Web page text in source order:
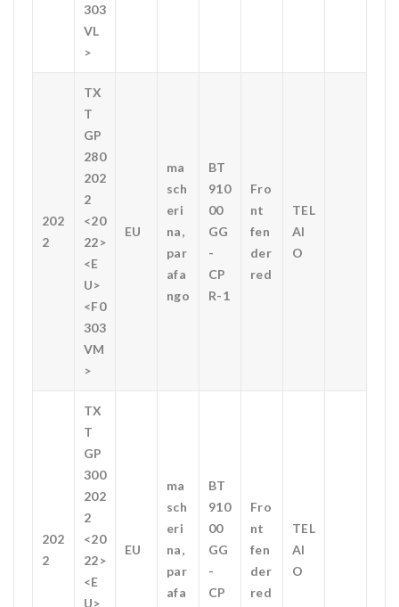
303
VL
>
202
2
TX
T
GP
280
202
2
<20
22>
<E
U>
<F0
303
VM
>
EU
ma
sch
eri
na,
par
afa
ngo
BT
910
00
GG
-
CP
R-1
Fro
nt
fen
der
red
TEL
AI
O
202
2
TX
T
GP
300
202
2
<20
22>
<E
U>
EU
ma
sch
eri
na,
par
afa
BT
910
00
GG
-
CP
Fro
nt
fen
der
red
TEL
AI
O